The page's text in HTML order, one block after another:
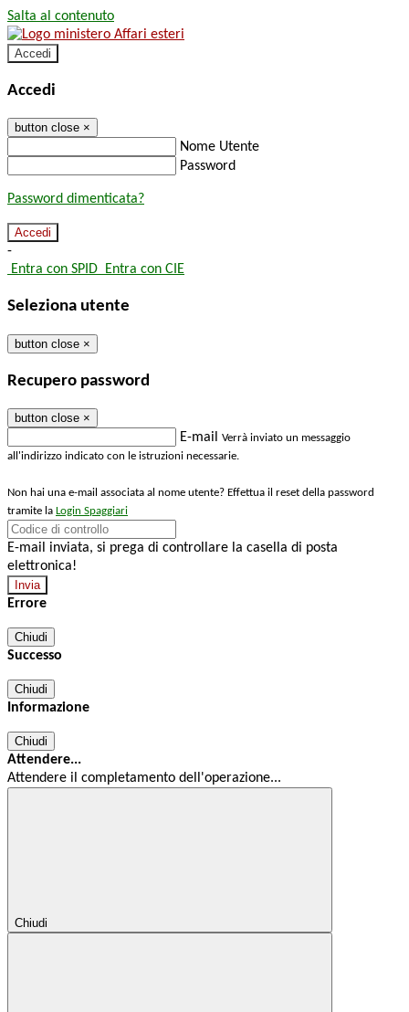
Salta al contenuto
Accedi
Accedi
button close ×
Nome Utente
Password
Password dimenticata?
-
Entra con SPID Entra con CIE
Seleziona utente
button close ×
Recupero password
button close ×
E-mail Verrà inviato un messaggio
all'indirizzo indicato con le istruzioni necessarie.
Non hai una e-mail associata al nome utente? Effettua il reset della password
tramite la Login Spaggiari
E-mail inviata, si prega di controllare la casella di posta
elettronica!
Errore
Chiudi
Successo
Chiudi
Informazione
Chiudi
Attendere...
Attendere il completamento dell'operazione...
Chiudi